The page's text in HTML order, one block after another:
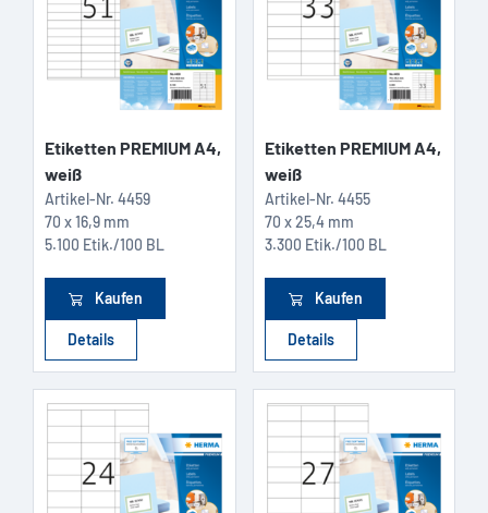
Etiketten PREMIUM A4,
weiß
Artikel-Nr. 4459
70 x 16,9 mm
5.100 Etik./100 BL
Kaufen
Details
Etiketten PREMIUM A4,
weiß
Artikel-Nr. 4455
70 x 25,4 mm
3.300 Etik./100 BL
Kaufen
Details